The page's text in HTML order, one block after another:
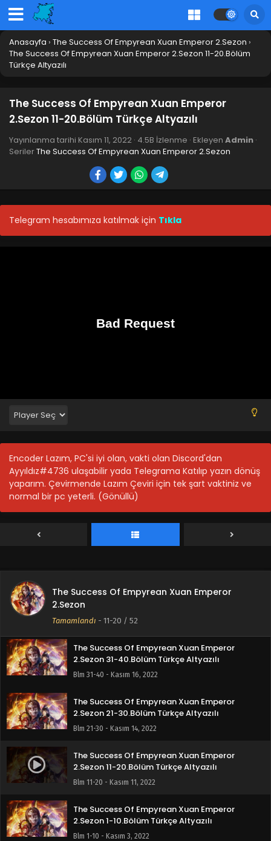
Anasayfa › The Success Of Empyrean Xuan Emperor 2.Sezon ›
The Success Of Empyrean Xuan Emperor 2.Sezon 11-20.Bölüm
Türkçe Altyazılı
The Success Of Empyrean Xuan Emperor
2.Sezon 11-20.Bölüm Türkçe Altyazılı
Yayınlanma tarihi Kasım 11, 2022 · 4.5B İzlenme · Ekleyen Admin ·
SerilerThe Success Of Empyrean Xuan Emperor 2.Sezon
Telegram hesabımıza katılmak için Tıkla
Encoder Lazım, PC'si iyi olan, vakti olan Discord'dan
Ayyıldız#4736 ulaşabilir yada Telegrama Katılıp yazın dönüş
yaparım. Çevirmende Lazım Çeviri için tek şart vaktiniz ve
normal bir pc yeterli. (Gönüllü)
The Success Of Empyrean Xuan Emperor
2.Sezon
Tamamlandı - 11-20 / 52
The Success Of Empyrean Xuan Emperor
2.Sezon 41-52.Bölüm Türkçe Altyazılı
Blm 41-52 - Kasım 17, 2022
The Success Of Empyrean Xuan Emperor
2.Sezon 31-40.Bölüm Türkçe Altyazılı
Blm 31-40 - Kasım 16, 2022
The Success Of Empyrean Xuan Emperor
2.Sezon 21-30.Bölüm Türkçe Altyazılı
Blm 21-30 - Kasım 14, 2022
The Success Of Empyrean Xuan Emperor
2.Sezon 11-20.Bölüm Türkçe Altyazılı
Blm 11-20 - Kasım 11, 2022
The Success Of Empyrean Xuan Emperor
2.Sezon 1-10.Bölüm Türkçe Altyazılı
Blm 1-10 - Kasım 3, 2022